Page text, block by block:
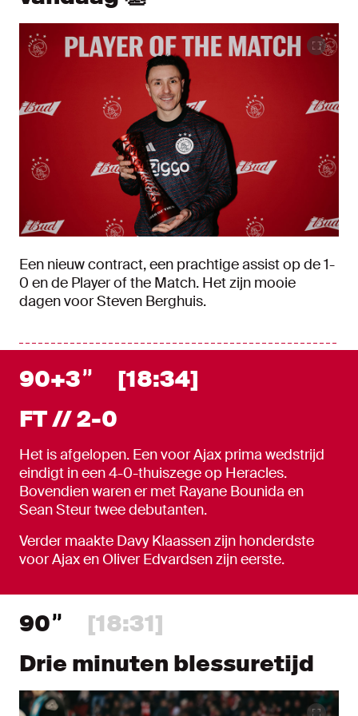
Een nieuw contract, een prachtige assist op de 1-
0 en de Player of the Match. Het zijn mooie
dagen voor Steven Berghuis.
90+3
[18:34]
FT // 2-0
Het is afgelopen. Een voor Ajax prima wedstrijd
eindigt in een 4-0-thuiszege op Heracles.
Bovendien waren er met Rayane Bounida en
Sean Steur twee debutanten.
Verder maakte Davy Klaassen zijn honderdste
voor Ajax en Oliver Edvardsen zijn eerste.
90
[18:31]
Drie minuten blessuretijd